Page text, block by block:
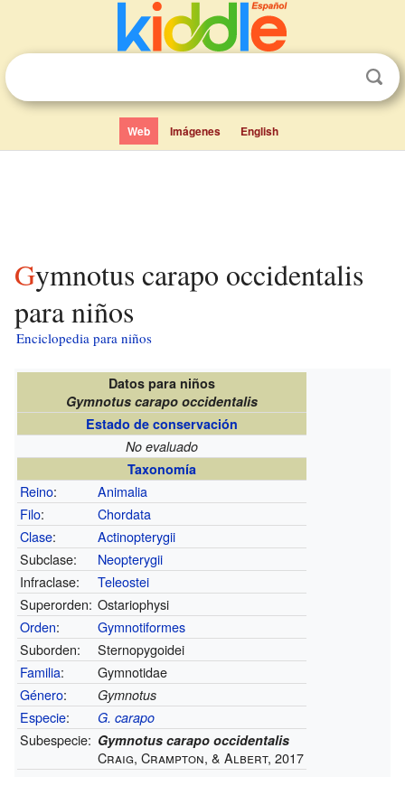
Web Imágenes English
Gymnotus carapo occidentalis
para niños
Enciclopedia para niños
Datos para niños
Gymnotus carapo occidentalis
Estado de conservación
No evaluado
Taxonomía
Reino:
Animalia
Filo:
Chordata
Clase:
Actinopterygii
Subclase:
Neopterygii
Infraclase:
Teleostei
Superorden: Ostariophysi
Orden:
Gymnotiformes
Suborden:
Sternopygoidei
Familia:
Gymnotidae
Género: Gymnotus
Especie: G. carapo
Subespecie: Gymnotus carapo occidentalis
Craig, Crampton, & Albert, 2017